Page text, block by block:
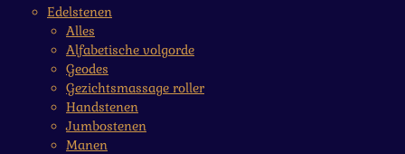
Edelstenen
Alles
Alfabetische volgorde
Geodes
Gezichtsmassage roller
Handstenen
Jumbostenen
Manen